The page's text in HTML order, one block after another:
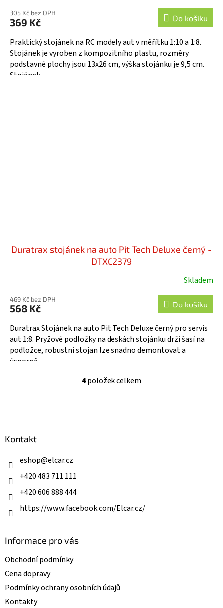
305 Kč bez DPH
369 Kč Do košíku
Praktický stojánek na RC modely aut v měřítku 1:10 a 1:8.
Stojánek je vyroben z kompozitního plastu, rozměry
podstavné plochy jsou 13x26 cm, výška stojánku je 9,5 cm.
Stojánek...
Duratrax stojánek na auto Pit Tech Deluxe černý -
DTXC2379
Skladem
469 Kč bez DPH
568 Kč Do košíku
Duratrax Stojánek na auto Pit Tech Deluxe černý pro servis
aut 1:8. Pryžové podložky na deskách stojánku drží šasí na
podložce, robustní stojan lze snadno demontovat a
úsporně...
O
l
v
4položek celkem
Kontakt
eshop@elcar.cz
+420 483 711 111
+420 606 888 444
https://www.facebook.com/Elcar.cz/
Informace pro vás
Obchodní podmínky
Cena dopravy
Podmínky ochrany osobních údajů
Kontakty